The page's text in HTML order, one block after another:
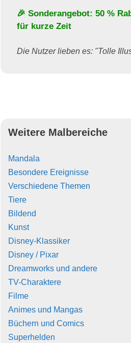
🎉 Sonderangebot: 50 %
für kurze Zeit
Die Nutzer lieben es: "Tolle
Weitere Malbereiche
Mandala
Besondere Ereignisse
Verschiedene Themen
Tiere
Bildend
Kunst
Disney-Klassiker
Disney / Pixar
Dreamworks und andere
TV-Charaktere
Filme
Animes und Mangas
Büchern und Comics
Superhelden